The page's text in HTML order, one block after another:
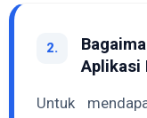
2.
Aplikasi
Untuk